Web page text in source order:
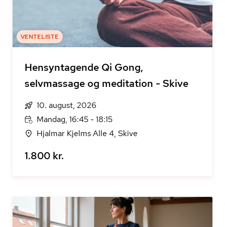
VENTELISTE
Hensyntagende Qi Gong,
selvmassage og meditation - Skive
10. august, 2026
Mandag, 16:45 - 18:15
Hjalmar Kjelms Alle 4, Skive
1.800 kr.